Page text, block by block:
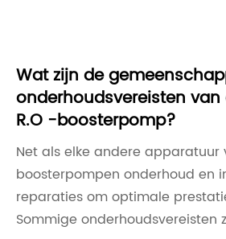
Wat zijn de
onderhoudsvereisten van
R.O -boosterpomp?
Net als elke andere apparatuur
boosterpompen onderhoud en
reparaties om optimale
Sommige onderhoudsvereisten